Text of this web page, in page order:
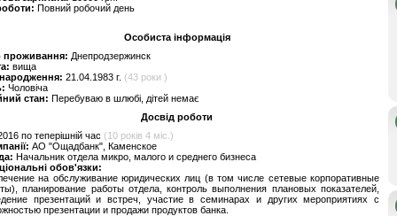
Повний робочий день
Особиста інформація
проживання: Днепродзержинск
вища
21.04.1983 г. (43 роки )
Чоловіча
стан: Перебуваю в шлюбі, дітей немає
Досвід роботи
по теперішній час (10 років 4 міс.)
АО "Ощадбанк", Каменское
Начальник отдела микро, малого и среднего бизнеса
обов'язки:
на обслуживание юридических лиц (в том числе сетевые корпоративные
планирование работы отдела, контроль выполнения плановых показателей,
презентаций и встреч, участие в семинарах и других мероприятиях с
презентации и продажи продуктов банка.